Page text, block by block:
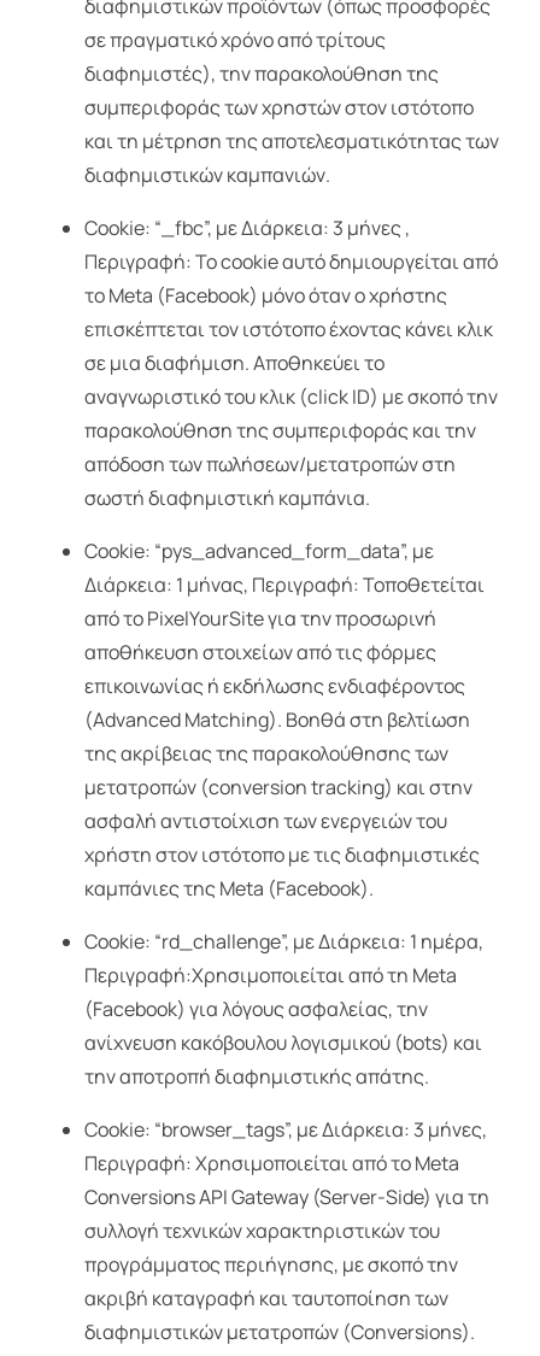
διαφημιστικών προϊόντων (όπως προσφορές
σε πραγματικό χρόνο από τρίτους
διαφημιστές), την παρακολούθηση της
συμπεριφοράς των χρηστών στον ιστότοπο
και τη μέτρηση της αποτελεσματικότητας των
διαφημιστικών καμπανιών.
Cookie: “_fbc”, με Διάρκεια: 3 μήνες ,
Περιγραφή: Το cookie αυτό δημιουργείται από
το Meta (Facebook) μόνο όταν ο χρήστης
επισκέπτεται τον ιστότοπο έχοντας κάνει κλικ
σε μια διαφήμιση. Αποθηκεύει το
αναγνωριστικό του κλικ (click ID) με σκοπό την
παρακολούθηση της συμπεριφοράς και την
απόδοση των πωλήσεων/μετατροπών στη
σωστή διαφημιστική καμπάνια.
Cookie: “pys_advanced_form_data”, με
Διάρκεια: 1 μήνας, Περιγραφή: Τοποθετείται
από το PixelYourSite για την προσωρινή
αποθήκευση στοιχείων από τις φόρμες
επικοινωνίας ή εκδήλωσης ενδιαφέροντος
(Advanced Matching). Βοηθά στη βελτίωση
της ακρίβειας της παρακολούθησης των
μετατροπών (conversion tracking) και στην
ασφαλή αντιστοίχιση των ενεργειών του
χρήστη στον ιστότοπο με τις διαφημιστικές
καμπάνιες της Meta (Facebook).
Cookie: “rd_challenge”, με Διάρκεια: 1 ημέρα,
Περιγραφή:Χρησιμοποιείται από τη Meta
(Facebook) για λόγους ασφαλείας, την
ανίχνευση κακόβουλου λογισμικού (bots) και
την αποτροπή διαφημιστικής απάτης.
Cookie: “browser_tags”, με Διάρκεια: 3 μήνες,
Περιγραφή: Χρησιμοποιείται από το Meta
Conversions API Gateway (Server-Side) για τη
συλλογή τεχνικών χαρακτηριστικών του
προγράμματος περιήγησης, με σκοπό την
ακριβή καταγραφή και ταυτοποίηση των
διαφημιστικών μετατροπών (Conversions).